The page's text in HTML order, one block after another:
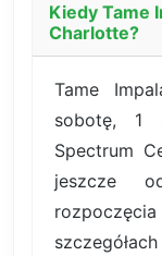
Kiedy Tame
Charlotte?
Tame
sobotę, 1
Spectrum
jeszcze